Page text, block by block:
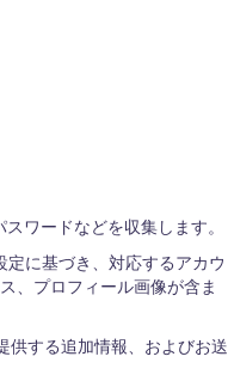
ワードなどを収集します。
に基づき、対応するアカウ
、プロフィール画像が含ま
供する追加情報、およびお送